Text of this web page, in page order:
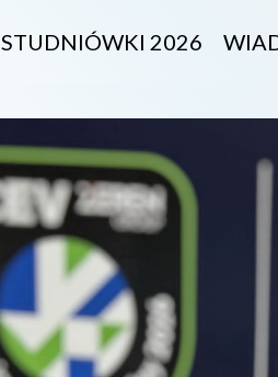
STUDNIÓWKI 2026